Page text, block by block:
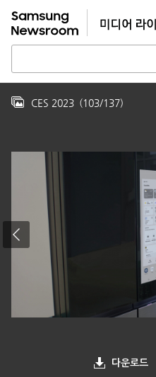
CES 2023 (103/137)
다운로드